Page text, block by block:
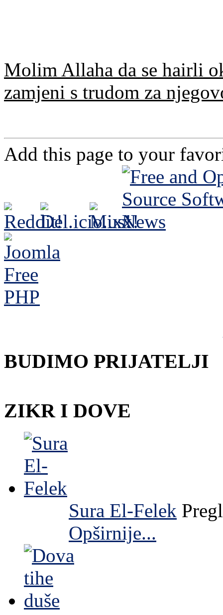
Molim Allaha da se hairli
zamjeni s trudom za
Add this page to your
BUDIMO PRIJATELJI
ZIKR I DOVE
Sura El-Felek
Opširnije...